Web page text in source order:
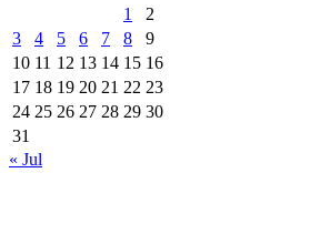
1
2
3
4 5 6 7 8
9
10 11 12 13 14 15 16
17 18 19 20 21 22 23
24 25 26 27 28 29 30
31
« Jul